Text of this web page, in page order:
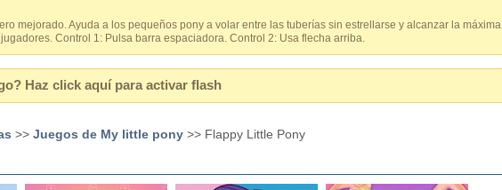
mejorado. Ayuda a los pequeños pony a volar entre las tuberías sin estrellarse y alcanzar la máxima
Control 1: Pulsa barra espaciadora. Control 2: Usa flecha arriba.
Haz click aquí para activar flash
>> Juegos de My little pony >> Flappy Little Pony